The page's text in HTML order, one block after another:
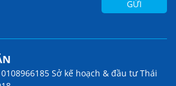
Sở kế hoạch & đầu tư Thái